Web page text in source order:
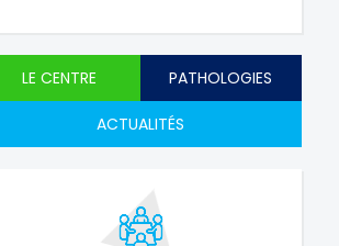
LE CENTRE PATHOLOGIES
ACTUALITÉS